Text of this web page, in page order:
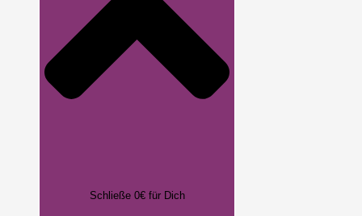
Schließe 0€ für Dich